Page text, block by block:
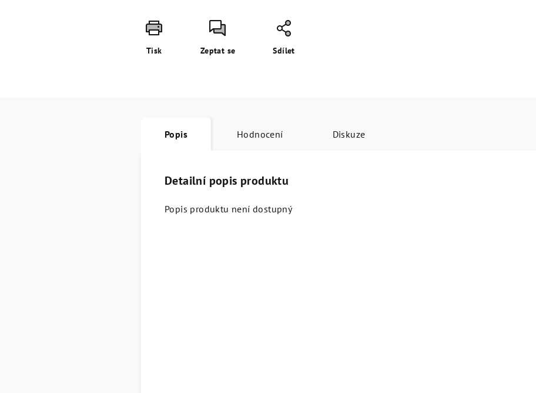
Tisk Zeptat se Sdílet
Popis Hodnocení Diskuze
Detailní popis produktu
Popis produktu není dostupný